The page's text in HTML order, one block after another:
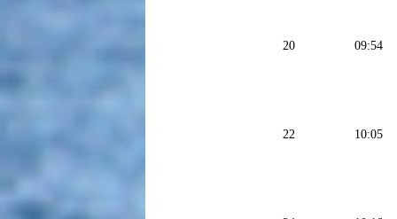
20 09:54
22 10:05